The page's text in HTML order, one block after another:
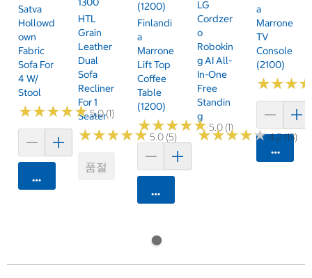
Satva
Hollowd
Own
Fabric
Sofa For
4 W/
Stool
★★★★★
★★★★★5.0 (1)
카트에 담기
HTL
Grain
Leather
Dual
Sofa
Recliner
For 1
Seater
★★★★★
★★★★★5.0 (5)
품절
(1200)
Finlandi
A
Marrone
Lift Top
Coffee
Table
(1200)
★★★★★
★★★★★ 5.0 (1)
카트에 담기
LG
Cordzer
O
Robokin
G AI All-
In-One
Free
Standin
G
★★★★★
★★★★★4.2 (13)
A
Marrone
TV
Console
(2100)
★★★
★★★
카트에